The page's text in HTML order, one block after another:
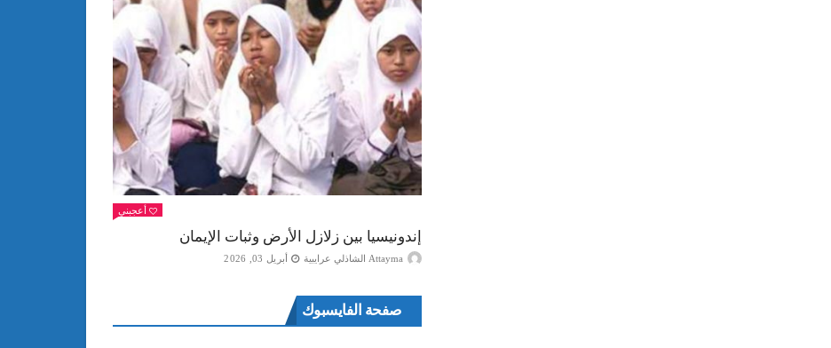
أعجبني
إندونيسيا بين زلازل الأرض وثبات الإيمان
Attayma الشاذلي عرايبية أبريل 03, 2026
صفحة الفايسبوك